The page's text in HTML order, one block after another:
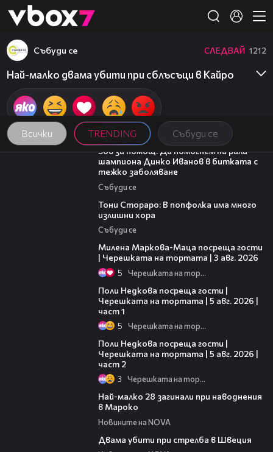
👾
Всички TRENDING Събуди се
Събуди се СЛЕДВАЙ 1212
Най-малко двама убити при сблъсъци в Кайро
03:29
Зов за помощ: Да помогнем на рали
шампиона Динко Иванов в битката с
тежко заболяване
Събуди се
Тони Стораро: В попфолка има много
излишни хора
Събуди се
Милена Маркова-Маца посреща гости
| Черешката на тортата | 3 авг. 2026
5 Черешката на тортата
Поли Недкова посреща гости |
Черешката на тортата | 5 авг. 2026 |
част 1
5 Черешката на тортата
Поли Недкова посреща гости |
Черешката на тортата | 5 авг. 2026 |
част 2
3 Черешката на тортата
Най-малко 28 загинали при наводнения
в Мароко
Новините на NOVA
Двама убити при стрелба в Швеция